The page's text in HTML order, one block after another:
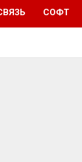
СОФТ